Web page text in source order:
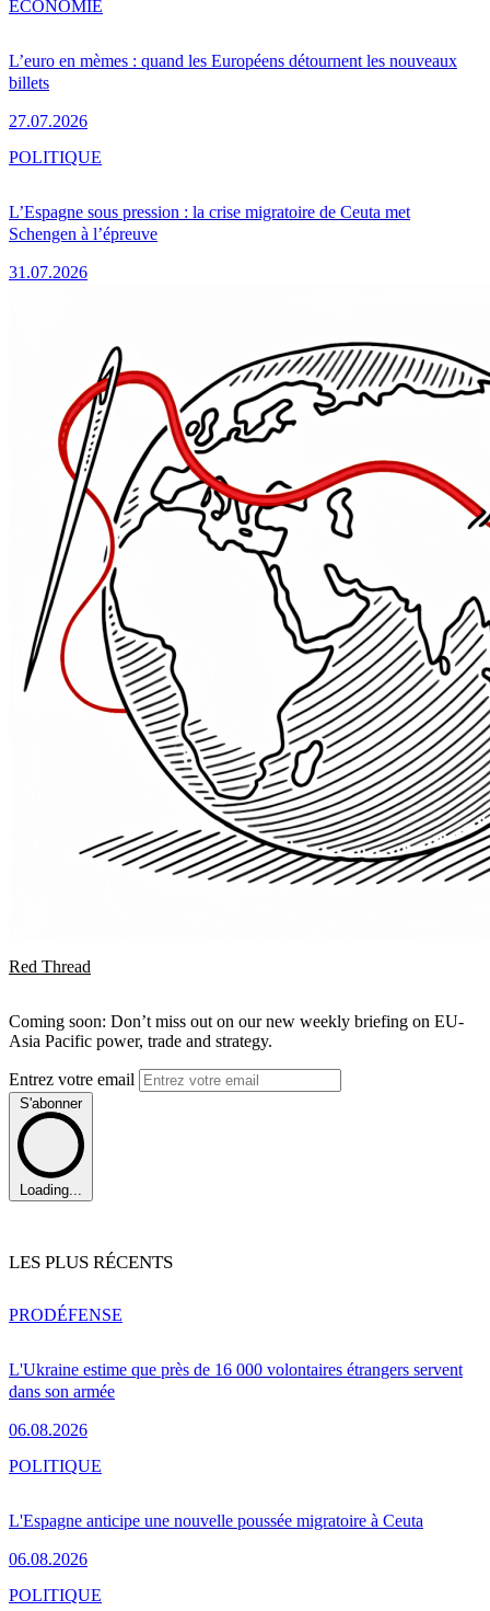
L’euro en mèmes : quand les Européens détournent les nouveaux
billets
27.07.2026
ÉCONOMIE
L’Espagne sous pression : la crise migratoire de Ceuta met
Schengen à l’épreuve
31.07.2026
POLITIQUE
Red Thread
Coming soon: Don’t miss out on our new weekly briefing on EU-
Asia Pacific power, trade and strategy.
Entrez votre email
S'abonner
Loading...
LES PLUS RÉCENTS
L'Ukraine estime que près de 16 000 volontaires étrangers servent
dans son armée
06.08.2026
PRODÉFENSE
L'Espagne anticipe une nouvelle poussée migratoire à Ceuta
06.08.2026
POLITIQUE
POLITIQUE